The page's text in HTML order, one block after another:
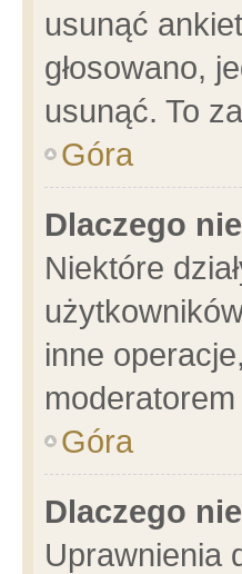
usunąć
głosowano,
usunąć. To
Góra
Dlaczego
Niektóre
inne
Góra
Dlaczego
Uprawnienia